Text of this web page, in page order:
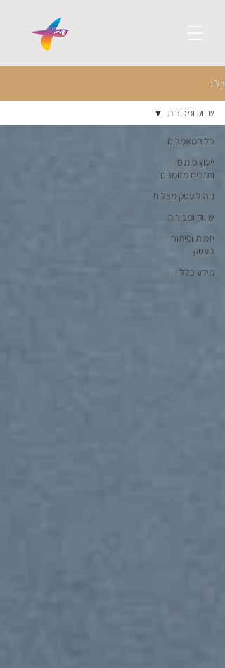
בלוג
כל המאמרים
ייעוץ פיננסי
ותזרים מזומנים
ניהול עסק מצליח
שיווק ומכירות
יזמות ופיתוח
העסק
מידע כללי
שיווק ומכירות